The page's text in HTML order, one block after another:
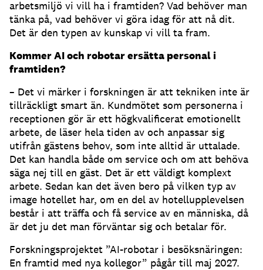
arbetsmiljö vi vill ha i framtiden? Vad behöver man
tänka på, vad behöver vi göra idag för att nå dit.
Det är den typen av kunskap vi vill ta fram.
Kommer AI och robotar ersätta personal i
framtiden?
– Det vi märker i forskningen är att tekniken inte är
tillräckligt smart än. Kundmötet som personerna i
receptionen gör är ett högkvalificerat emotionellt
arbete, de läser hela tiden av och anpassar sig
utifrån gästens behov, som inte alltid är uttalade.
Det kan handla både om service och om att behöva
säga nej till en gäst. Det är ett väldigt komplext
arbete. Sedan kan det även bero på vilken typ av
image hotellet har, om en del av hotellupplevelsen
består i att träffa och få service av en människa, då
är det ju det man förväntar sig och betalar för.
Forskningsprojektet ”AI-robotar i besöksnäringen:
En framtid med nya kollegor” pågår till maj 2027.